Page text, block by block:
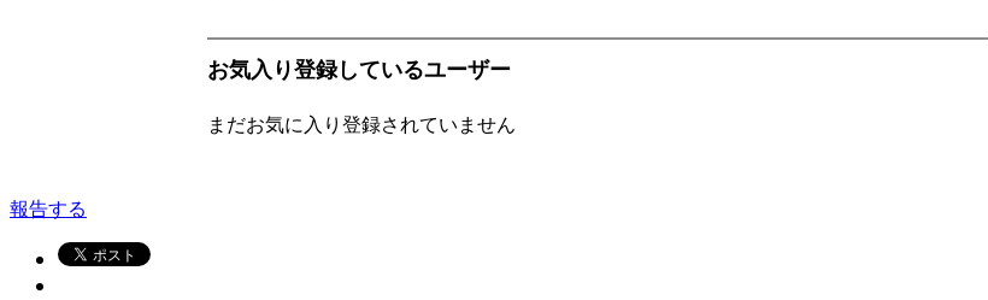
お気入り登録しているユーザー
まだお気に入り登録されていません
報告する